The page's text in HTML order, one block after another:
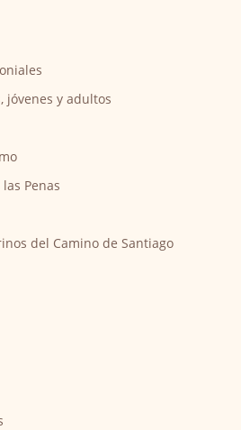
jóvenes y adultos
Penas
del Camino de Santiago